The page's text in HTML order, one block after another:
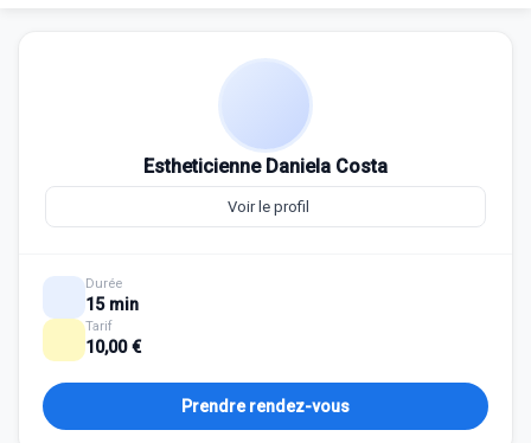
Estheticienne Daniela Costa
Voir le profil
Durée
15 min
Tarif
10,00 €
Prendre rendez-vous